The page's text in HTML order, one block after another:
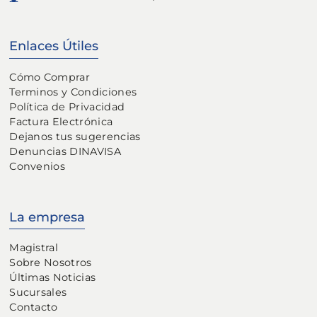
Enlaces Útiles
Cómo Comprar
Terminos y Condiciones
Política de Privacidad
Factura Electrónica
Dejanos tus sugerencias
Denuncias DINAVISA
Convenios
La empresa
Magistral
Sobre Nosotros
Últimas Noticias
Sucursales
Contacto